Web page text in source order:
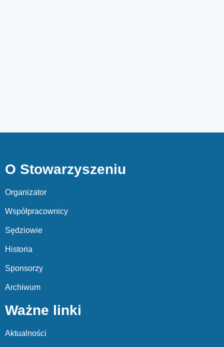
O Stowarzyszeniu
Organizator
Współpracownicy
Sędziowie
Historia
Sponsorzy
Archiwum
Ważne linki
Aktualności